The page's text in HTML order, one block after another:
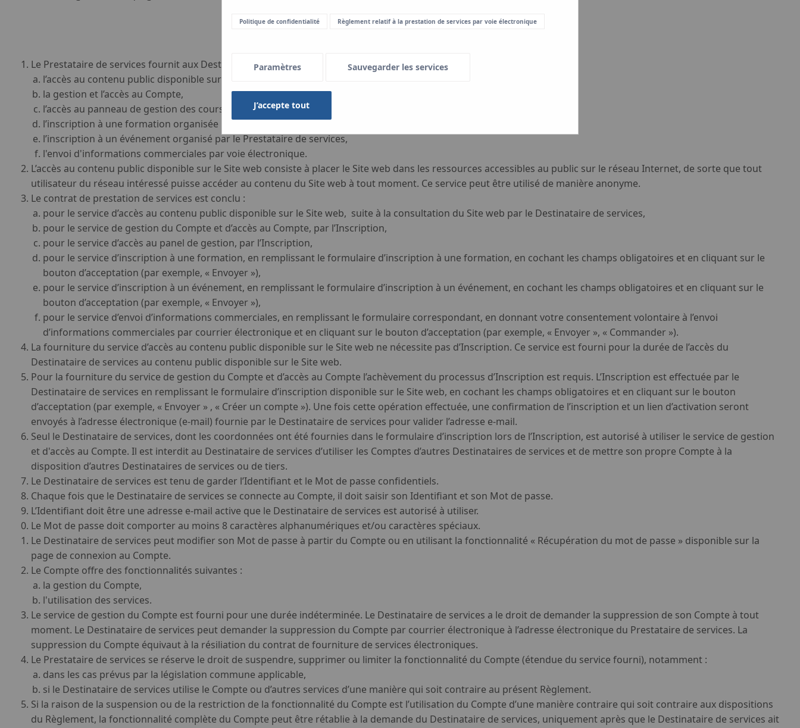
Article 4.
Le Prestataire de services fournit aux Destinataires de services les services suivants :
l’accès au contenu public disponible sur le Site web,
la gestion et l’accès au Compte,
l’accès au panneau de gestion des cours de formation,
l’inscription à une formation organisée par le Prestataire de services,
l’inscription à un événement organisé par le Prestataire de services,
l'envoi d'informations commerciales par voie électronique.
L’accès au contenu public disponible sur le Site web consiste à placer le Site web dans les ressources accessibles au public sur le réseau Internet, de sorte que tout
utilisateur du réseau intéressé puisse accéder au contenu du Site web à tout moment. Ce service peut être utilisé de manière anonyme.
Le contrat de prestation de services est conclu :
pour le service d’accès au contenu public disponible sur le Site web, suite à la consultation du Site web par le Destinataire de services,
pour le service de gestion du Compte et d’accès au Compte, par l’Inscription,
pour le service d’accès au panel de gestion, par l’Inscription,
pour le service d’inscription à une formation, en remplissant le formulaire d’inscription à une formation, en cochant les champs obligatoires et en cliquant sur le
bouton d’acceptation (par exemple, « Envoyer »),
pour le service d’inscription à un événement, en remplissant le formulaire d’inscription à un événement, en cochant les champs obligatoires et en cliquant sur le
bouton d’acceptation (par exemple, « Envoyer »),
pour le service d’envoi d’informations commerciales, en remplissant le formulaire correspondant, en donnant votre consentement volontaire à l’envoi
d’informations commerciales par courrier électronique et en cliquant sur le bouton d’acceptation (par exemple, « Envoyer », « Commander »).
La fourniture du service d’accès au contenu public disponible sur le Site web ne nécessite pas d’Inscription. Ce service est fourni pour la durée de l’accès du
Destinataire de services au contenu public disponible sur le Site web.
Pour la fourniture du service de gestion du Compte et d’accès au Compte l’achèvement du processus d’Inscription est requis. L’Inscription est effectuée par le
Destinataire de services en remplissant le formulaire d’inscription disponible sur le Site web, en cochant les champs obligatoires et en cliquant sur le bouton
d’acceptation (par exemple, « Envoyer » , « Créer un compte »). Une fois cette opération effectuée, une confirmation de l’inscription et un lien d’activation seront
envoyés à l’adresse électronique (e-mail) fournie par le Destinataire de services pour valider l’adresse e-mail.
Seul le Destinataire de services, dont les coordonnées ont été fournies dans le formulaire d’inscription lors de l’Inscription, est autorisé à utiliser le service de gestion
et d'accès au Compte. Il est interdit au Destinataire de services d’utiliser les Comptes d’autres Destinataires de services et de mettre son propre Compte à la
disposition d’autres Destinataires de services ou de tiers.
Le Destinataire de services est tenu de garder l’Identifiant et le Mot de passe confidentiels.
Chaque fois que le Destinataire de services se connecte au Compte, il doit saisir son Identifiant et son Mot de passe.
L’Identifiant doit être une adresse e-mail active que le Destinataire de services est autorisé à utiliser.
Le Mot de passe doit comporter au moins 8 caractères alphanumériques et/ou caractères spéciaux.
Le Destinataire de services peut modifier son Mot de passe à partir du Compte ou en utilisant la fonctionnalité « Récupération du mot de passe » disponible sur la
page de connexion au Compte.
Le Compte offre des fonctionnalités suivantes :
la gestion du Compte,
l'utilisation des services.
Le service de gestion du Compte est fourni pour une durée indéterminée. Le Destinataire de services a le droit de demander la suppression de son Compte à tout
moment. Le Destinataire de services peut demander la suppression du Compte par courrier électronique à l’adresse électronique du Prestataire de services. La
suppression du Compte équivaut à la résiliation du contrat de fourniture de services électroniques.
Le Prestataire de services se réserve le droit de suspendre, supprimer ou limiter la fonctionnalité du Compte (étendue du service fourni), notamment :
dans les cas prévus par la législation commune applicable,
si le Destinataire de services utilise le Compte ou d’autres services d’une manière qui soit contraire au présent Règlement.
Si la raison de la suspension ou de la restriction de la fonctionnalité du Compte est l’utilisation du Compte d’une manière contraire qui soit contraire aux dispositions
du Règlement, la fonctionnalité complète du Compte peut être rétablie à la demande du Destinataire de services, uniquement après que le Destinataire de services ait
Politique de confidentialité Règlement relatif à la prestation de services par voie électronique
Paramètres Sauvegarder les services
J’accepte tout